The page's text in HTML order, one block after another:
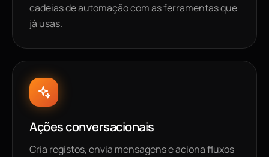
cadeias de automação com as ferramentas que
já usas.
Ações conversacionais
Cria registos, envia mensagens e aciona fluxos